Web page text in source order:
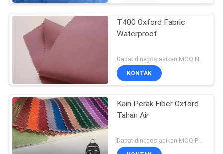
T400 Oxford Fabric
Waterproof
KONTAK
Kain Perak Fiber Oxford
Tahan Air